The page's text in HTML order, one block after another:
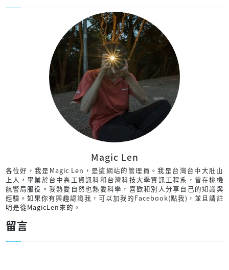
Magic Len
各位好，我是Magic Len，是這網站的管理員。我是台灣台中大肚山
上人，畢業於台中高工資訊科和台灣科技大學資訊工程系，曾在桃機
航警局服役。我熱愛自然也熱愛科學，喜歡和別人分享自己的知識與
經驗。如果你有興趣認識我，可以加我的Facebook(點我) ，並且請註
明是從MagicLen來的。
留言